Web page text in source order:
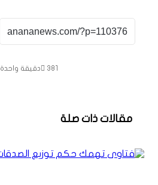
381 دقيقة واحدة
مقالات ذات صلة